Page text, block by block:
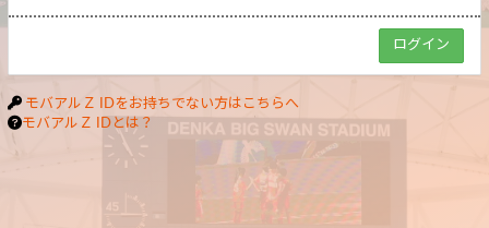
モバアルＺ IDをお持ちでない方はこちらへ
モバアルＺ IDとは？